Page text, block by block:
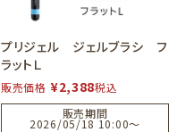
プリジェル ジェルブラシ フ
ラットＬ
販売価格 ¥2,388税込
販売期間
2026/05/18 10:00〜